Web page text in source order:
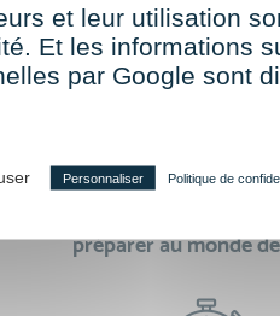
academy
préparer au monde
et leur utilisation
Et les informations
par Google sont
Personnaliser Politique de